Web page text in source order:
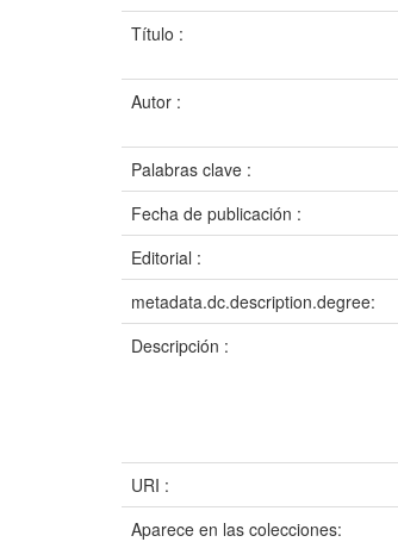
Título :
Autor :
Palabras clave :
Fecha de publicación :
Editorial :
metadata.dc.description.degree:
Descripción :
URI :
Aparece en las colecciones: